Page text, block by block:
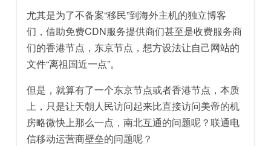
尤其是为了不备案“移民”到海外主机的独立博客
们，借助免费CDN服务提供商们甚至是收费服务商
们的香港节点，东京节点，想方设法让自己网站的
文件“离祖国近一点”。
但是，就算有了一个东京节点或者香港节点，本质
上，只是让天朝人民访问起来比直接访问美帝的机
房略微快上那么一点，南北互通的问题呢？联通电
信移动运营商壁垒的问题呢？